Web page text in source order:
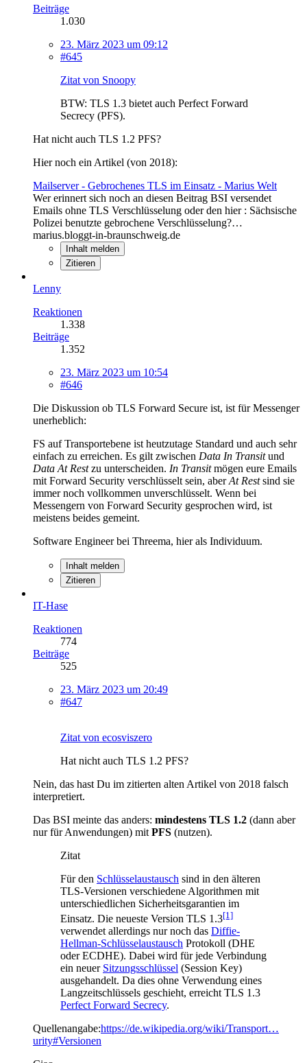
Beiträge
1.030
23. März 2023 um 09:12
#645
Zitat von Snoopy
BTW: TLS 1.3 bietet auch Perfect Forward
Secrecy (PFS).
Hat nicht auch TLS 1.2 PFS?
Hier noch ein Artikel (von 2018):
Mailserver - Gebrochenes TLS im Einsatz - Marius Welt
Wer erinnert sich noch an diesen Beitrag BSI versendet
Emails ohne TLS Verschlüsselung oder den hier : Sächsische
Polizei benutzte gebrochene Verschlüsselung?…
marius.bloggt-in-braunschweig.de
Inhalt melden
Zitieren
Lenny
Reaktionen
1.338
Beiträge
1.352
23. März 2023 um 10:54
#646
Die Diskussion ob TLS Forward Secure ist, ist für Messenger
unerheblich:
FS auf Transportebene ist heutzutage Standard und auch sehr
einfach zu erreichen. Es gilt zwischen Data In Transitund
Data At Restzu unterscheiden. In Transitmögen eure Emails
mit Forward Security verschlüsselt sein, aberAt Restsind sie
immer noch vollkommen unverschlüsselt. Wenn bei
Messengern von Forward Security gesprochen wird, ist
meistens beides gemeint.
Software Engineer bei Threema, hier als Individuum.
Inhalt melden
Zitieren
IT-Hase
Reaktionen
774
Beiträge
525
23. März 2023 um 20:49
#647
Zitat von ecosviszero
Hat nicht auch TLS 1.2 PFS?
Nein, das hast Du im zitierten alten Artikel von 2018 falsch
interpretiert.
Das BSI meinte das anders: mindestens TLS 1.2 (dann aber
nur für Anwendungen) mit PFS (nutzen).
Zitat
Für den Schlüsselaustausch sind in den älteren
TLS-Versionen verschiedene Algorithmen mit
unterschiedlichen Sicherheitsgarantien im
Einsatz. Die neueste Version TLS 1.3[1]
verwendet allerdings nur noch das Diffie-
Hellman-Schlüsselaustausch Protokoll (DHE
oder ECDHE). Dabei wird für jede Verbindung
ein neuer Sitzungsschlüssel (Session Key)
ausgehandelt. Da dies ohne Verwendung eines
Langzeitschlüssels geschieht, erreicht TLS 1.3
Perfect Forward Secrecy.
Quellenangabe:https://de.wikipedia.org/wiki/Transport…
urity#Versionen